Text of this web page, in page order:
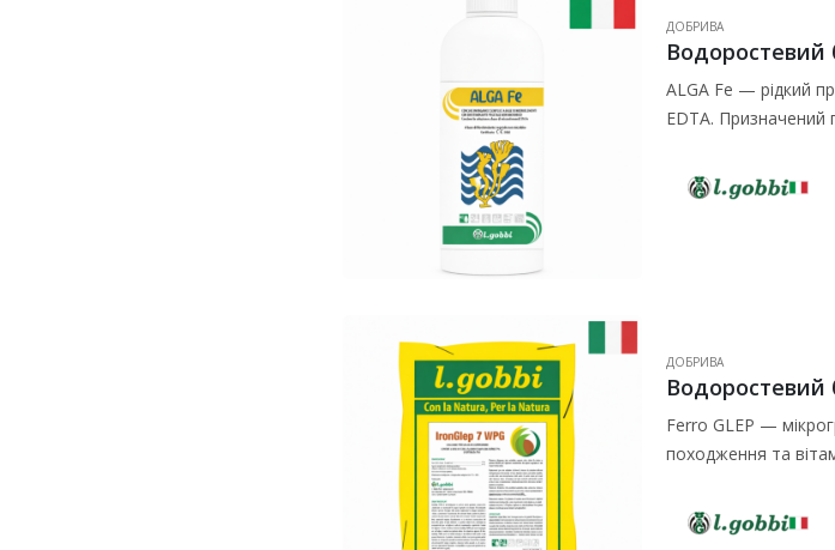
ДОБРИВА
Водоростевий
ALGA Fe — рідкий
EDTA. Призначений
ДОБРИВА
Водоростевий
Ferro GLEP —
походження та